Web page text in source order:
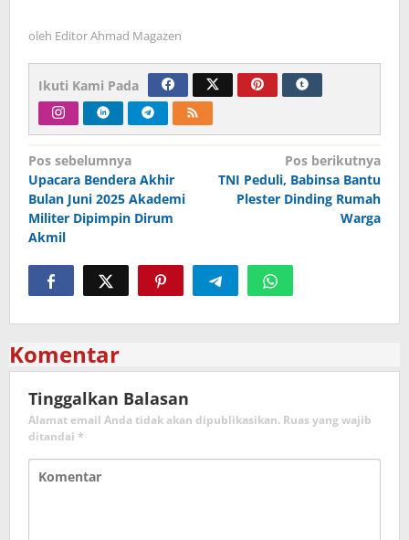
oleh Editor Ahmad Magazen
Ikuti Kami Pada
Navigasi
pos
Pos sebelumnya
Upacara Bendera Akhir
Bulan Juni 2025 Akademi
Militer Dipimpin Dirum
Akmil
Pos berikutnya
TNI Peduli, Babinsa Bantu
Plester Dinding Rumah
Warga
Komentar
Tinggalkan Balasan
Alamat email Anda tidak akan dipublikasikan. Ruas yang wajib
ditandai *